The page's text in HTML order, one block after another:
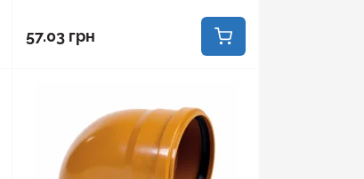
57.03 грн